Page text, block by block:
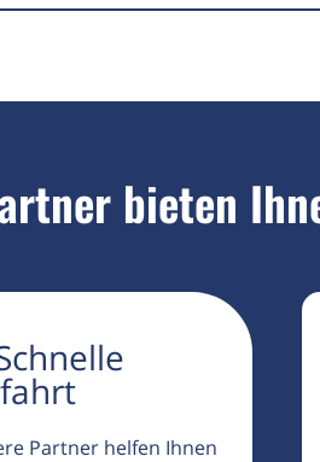
bieten
Partner helfen Ihnen